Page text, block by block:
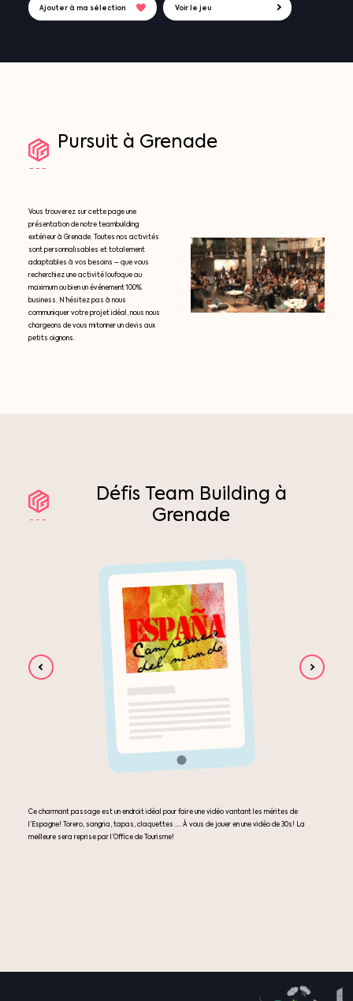
Ajouter à ma sélection Voir le jeu
Pursuit à Grenade
Vous trouverez sur cette page une
présentation de notre teambuilding
extérieur à Grenade. Toutes nos activités
sont personnalisables et totalement
adaptables à vos besoins – que vous
recherchiez une activité loufoque au
maximum ou bien un événement 100%
business. N’hésitez pas à nous
communiquer votre projet idéal, nous nous
chargeons de vous mitonner un devis aux
petits oignons.
Défis Team Building à
Grenade
Ce charmant passage est un endroit idéal pour faire une vidéo vantant les mérites de
l’Espagne! Torero, sangria, tapas, claquettes …. À vous de jouer en une vidéo de 30s! La
meilleure sera reprise par l’Office de Tourisme!